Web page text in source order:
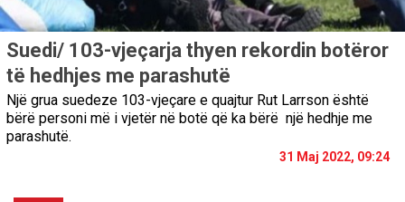
Suedi/ 103-vjeçarja thyen rekordin botëror
të hedhjes me parashutë
Një grua suedeze 103-vjeçare e quajtur Rut Larrson është
bërë personi më i vjetër në botë që ka bërë një hedhje me
parashutë.
31 Maj 2022, 09:24